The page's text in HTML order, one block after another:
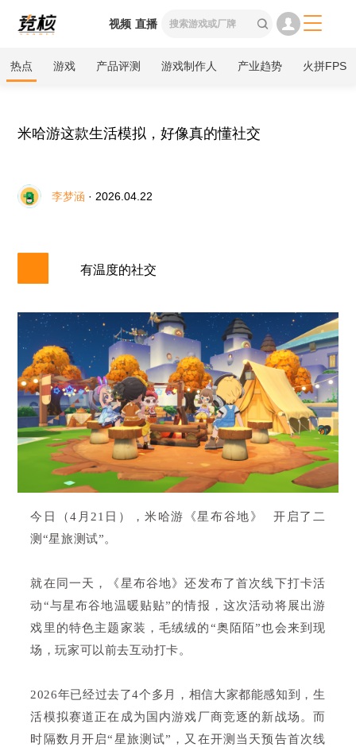
视频 直播  
热点 游戏 产品评测 游戏制作人 产业趋势 火拼FPS
米哈游这款生活模拟，好像真的懂社交
李梦涵 · 2026.04.22
有温度的社交
今日（4月21日），米哈游 《星布谷地》
开启了二
测“星旅测试”。
就在同一天，《星布谷地》还发布了首次线下打卡活
动“与星布谷地温暖贴贴”的情报，这次活动将展出游
戏里的特色主题家装，毛绒绒的“奥陌陌”也会来到现
场，玩家可以前去互动打卡。
2026年已经过去了4个多月，相信大家都能感知到，生
活模拟赛道正在成为国内游戏厂商竞逐的新战场。而
时隔数月开启“星旅测试”，又在开测当天预告首次线